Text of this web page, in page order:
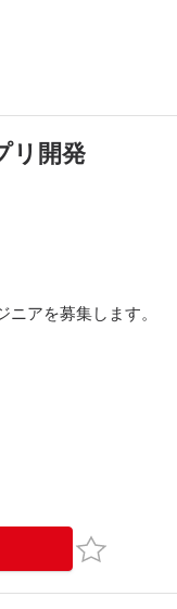
リ開発
アを募集します。
お気に入り